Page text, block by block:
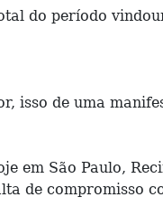
do período
isso de uma
em São Paulo,
de compromisso